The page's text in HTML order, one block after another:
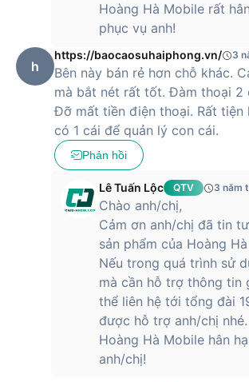
Hoàng Hà Mobile rất
phục vụ anh!
h
https://baocaosuhaiphong.vn/ 3
Bên này bán rẻ hơn chỗ khác.
mà bắt nét rất tốt. Đàm thoại 2
Đỡ mất tiền điện thoại. Rất tiện
có 1 cái để quản lý con cái.
Phản hồi
Lê Tuấn Lộc QTV 3 năm
Chào anh/chị,
Cảm ơn anh/chị đã tin
sản phẩm của Hoàng
Nếu trong quá trình sử
mà cần hỗ trợ thông tin
thể liên hệ tới tổng đài
được hỗ trợ anh/chị nhé.
Hoàng Hà Mobile hân
anh/chị!